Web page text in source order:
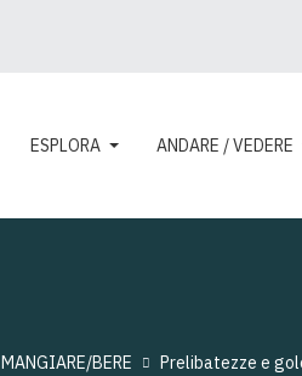
ESPLORA ANDARE / VEDERE
MANGIARE/BERE Prelibatezze e